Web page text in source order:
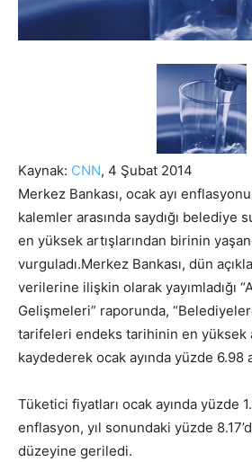
Kaynak: CNN, 4 Şubat 2014
Merkez Bankası, ocak ayı
kalemler arasında saydığı belediye
en yüksek artışlarından birinin
vurguladı.Merkez Bankası, dün
verilerine ilişkin olarak yayımladığı
Gelişmeleri” raporunda,
tarifeleri endeks tarihinin en yüksek
kaydederek ocak ayında yüzde 6.98
Tüketici fiyatları ocak ayında yüzde
enflasyon, yıl sonundaki yüzde
düzeyine geriledi.